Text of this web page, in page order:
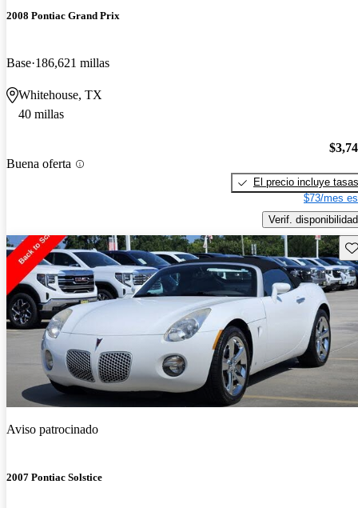
2008 Pontiac Grand Prix
Base 186,621 millas
Whitehouse, TX
40 millas
Buena oferta
El precio incluye tasas
$73/mes
Verif. disponibilidad
Aviso patrocinado
2007 Pontiac Solstice